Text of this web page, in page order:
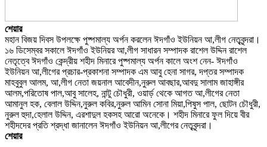
শেয়ার
মহান বিজয় দিবস উপলক্ষে পুষ্পমাল্য অর্পন করলেন ঈদগাঁও ইউনিয়ন আ,লীগ নেতৃবৃন্দরা।
১৬ ডিসেম্বর সকালে ঈদগাঁও ইউনিয়র আ,লীগ সাধারন সম্পাদক রাশেল উদ্দিন রাশেল
নেতৃত্বে ঈদগাঁও কেন্দ্রীয় শহীদ মিনারে পুষ্পমাল্য অর্পন কালে অংশ নেন- ঈদগাঁও
ইউনিয়ন আ,লীগের প্রচার-প্রকাশনা সম্পাদক এম আবু হেনা সাগর, দপ্তর সম্পাদক
মাহবুবুল আলম, আ,লীগ নেতা জয়নাল আবেদীন,নুরুল আবছার,আবদু সালাম জাহাঙ্গীর
আলম,পরিতোষ পাল,আবু সালেহ, নান্টু চৌধুরী, ওয়ার্ড় থেকে আগত আ,লীগের নেতা
আমানুল হক, বেলাল উদ্দিন,নুরুল কবির,নুরুল আমিন সোনা মিয়া,পিষুস পাল, ছোটন চৌধুরী,
নুরুল হুদা,হেলাল উদ্দিন, এরশাদুল হকসহ আরো অনেকে। শহীদ মিনারে ফুল দিয়ে বীর
শহীদদের প্রতি শ্রদ্ধা জানালেন ঈদগাঁও ইউনিয়ন আ,লীগের নেতৃবৃন্দরা।
শেয়ার